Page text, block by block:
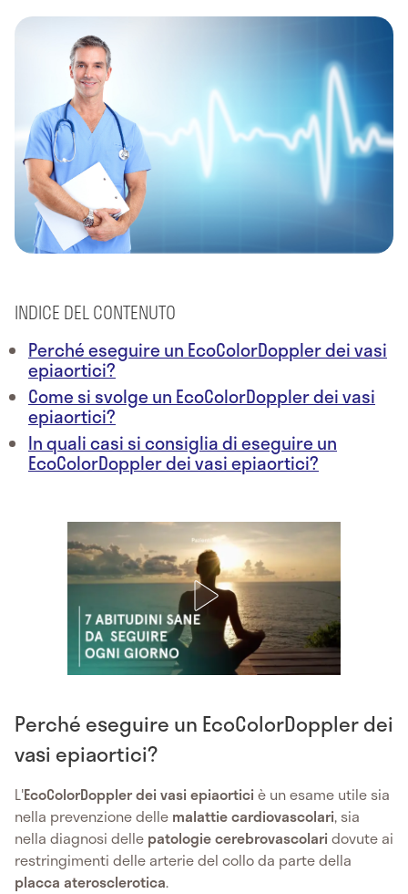
INDICE DEL CONTENUTO
Perché eseguire un EcoColorDoppler dei vasi
epiaortici?
Come si svolge un EcoColorDoppler dei vasi
epiaortici?
In quali casi si consiglia di eseguire un
EcoColorDoppler dei vasi epiaortici?
Perché eseguire un EcoColorDoppler dei
vasi epiaortici?
L'EcoColorDoppler dei vasi epiaorticiè un esame utile sia
nella prevenzione delle malattie cardiovascolari, sia
nella diagnosi delle patologie cerebrovascolaridovute ai
restringimenti delle arterie del collo da parte della
placca aterosclerotica.